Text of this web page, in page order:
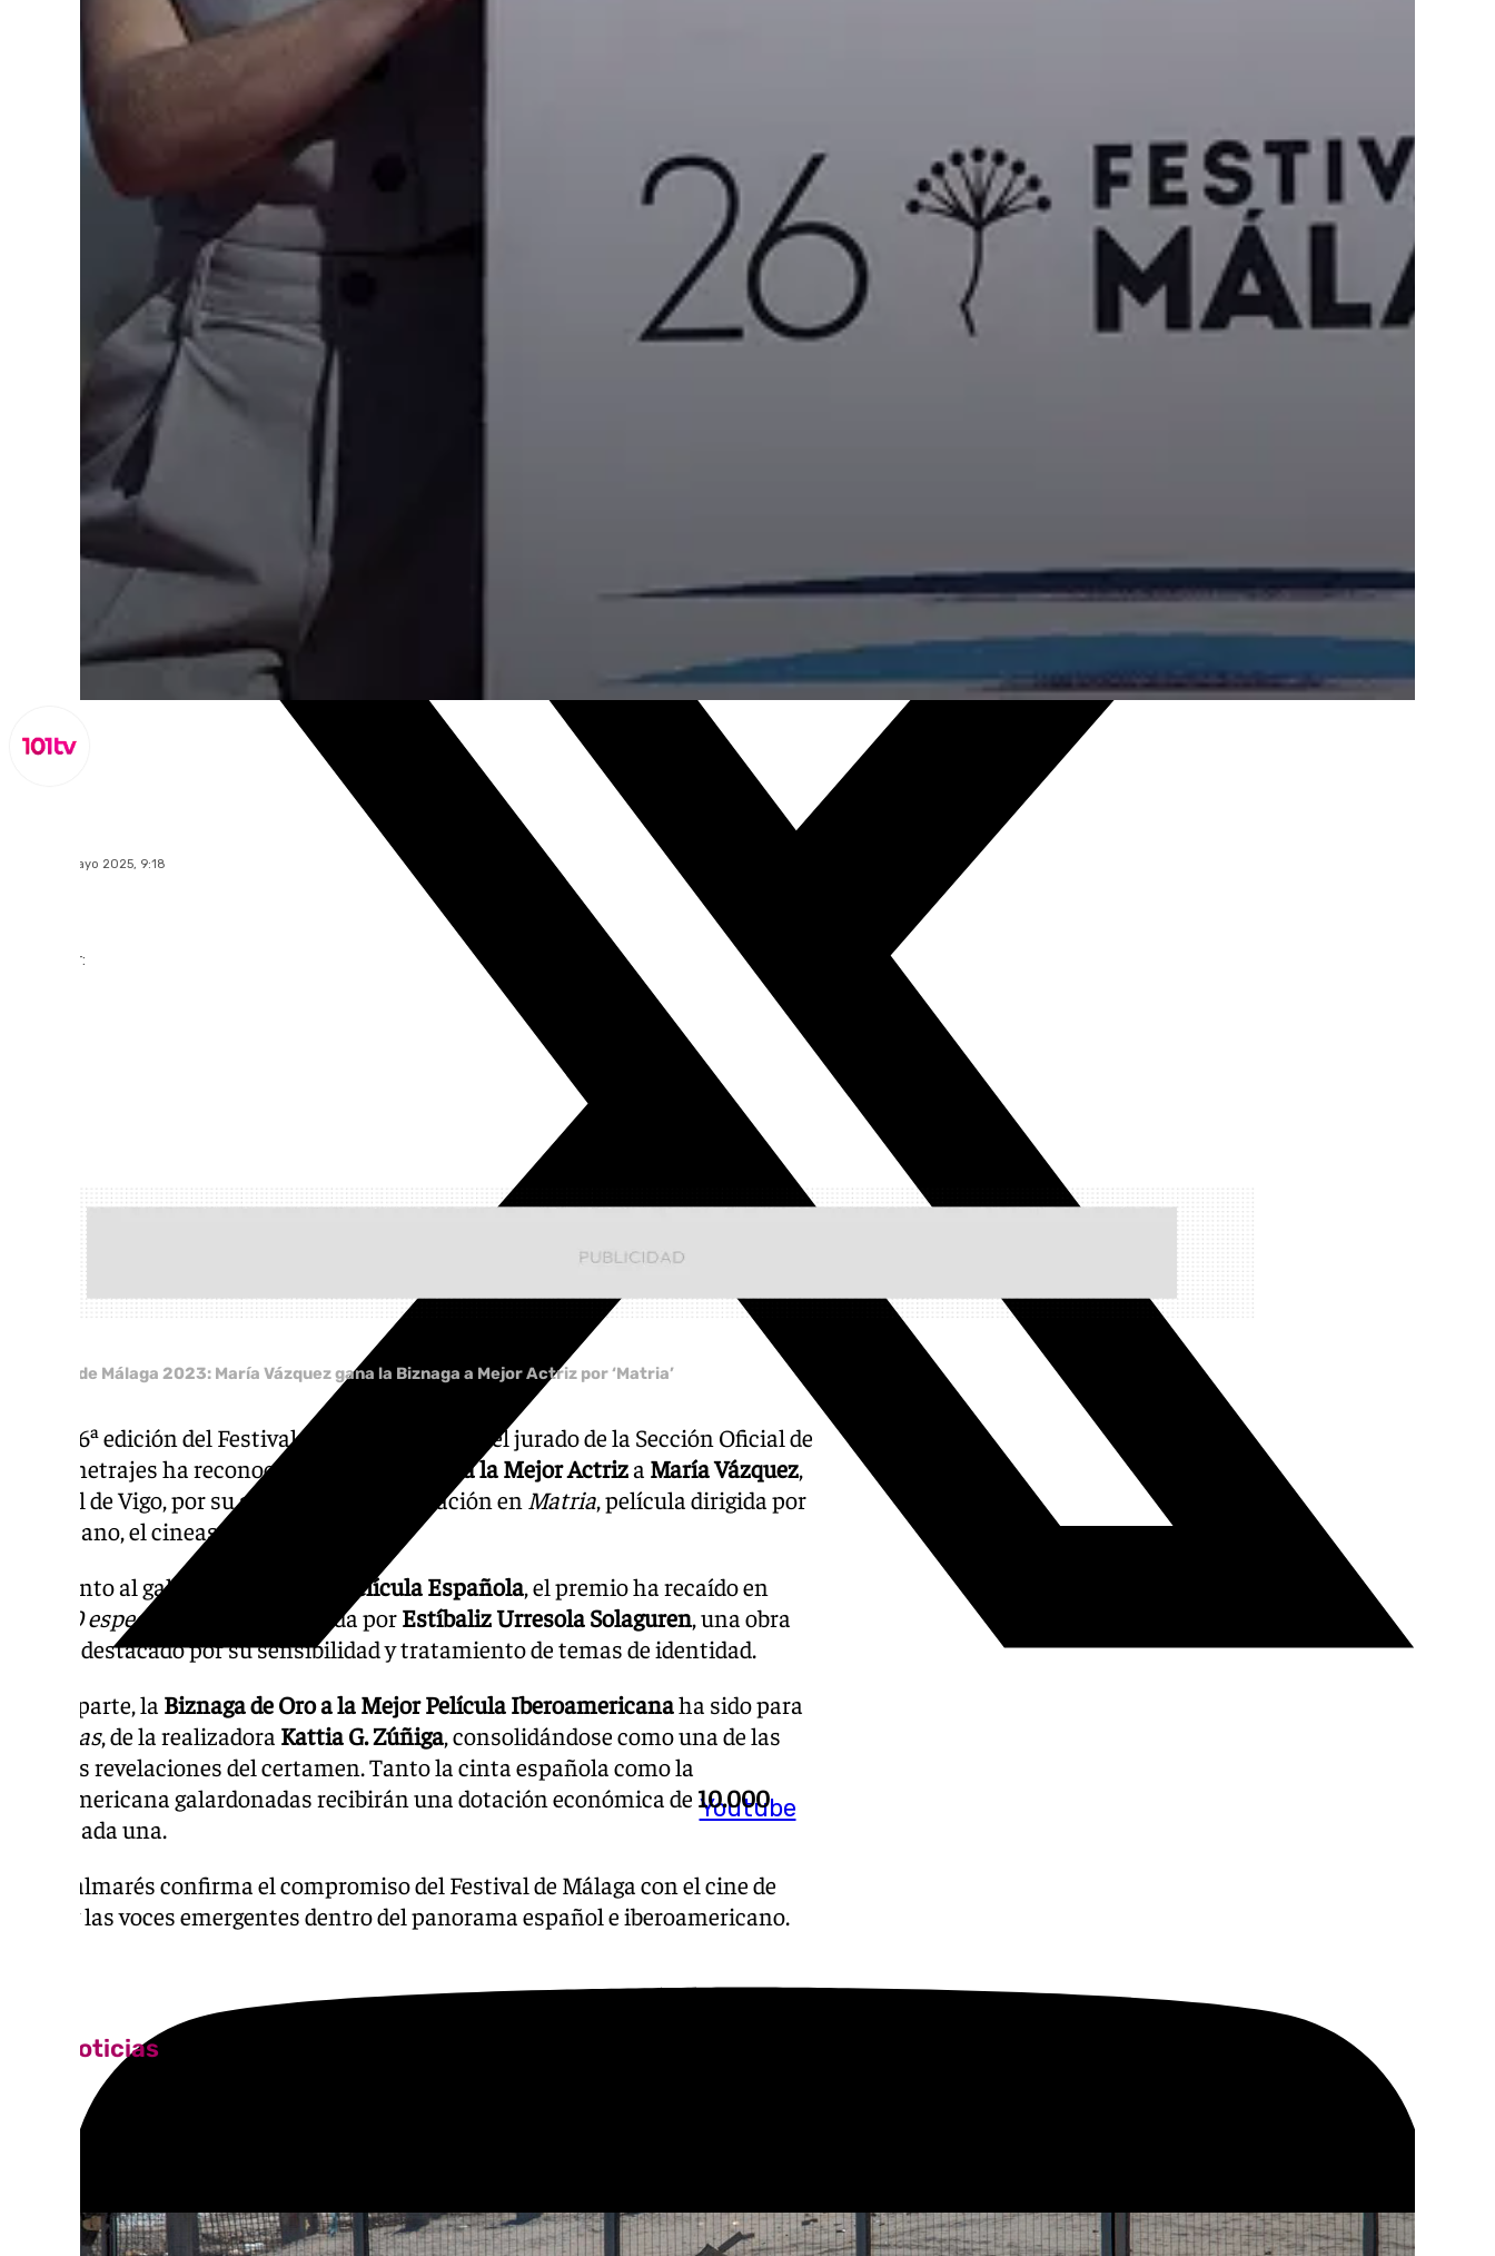
X-twitter
Youtube
lunes, 12 mayo 2025, 9:18
Compartir:
estival de Málaga 2023: María Vázquez gana la Biznaga a Mejor Actriz por ‘Matria’
En la 26ª edición del Festival de Cine de Málaga, el jurado de la Sección Oficial de
Largometrajes ha reconocido con la
Biznaga a la Mejor Actriza María Vázquez,
natural de Vigo, por su aclamada interpretación en Matria, película dirigida por
su paisano, el cineasta Álvaro Gago.
En cuanto al galardón a la
Mejor Película Española, el premio ha recaído en
20.000 especies de abejas
, dirigida porEstíbaliz Urresola Solaguren, una obra
que ha destacado por su sensibilidad y tratamiento de temas de identidad.
Por su parte, la Biznaga de Oro a la Mejor Película Iberoamericanaha sido para
Las hijas, de la realizadora Kattia G. Zúñiga, consolidándose como una de las
grandes revelaciones del certamen. Tanto la cinta española como la
iberoamericana galardonadas recibirán una dotación económica de 10.000
cada una.
Este palmarés confirma el compromiso del Festival de Málaga con el cine de
autor y las voces emergentes dentro del panorama español e iberoamericano.
Más noticias